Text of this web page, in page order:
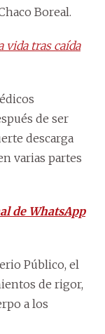
Boreal.
vida tras caída
de ser
descarga
varias partes
de WhatsApp
Público, el
de rigor,
a los